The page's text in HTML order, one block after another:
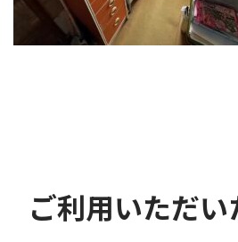
ご利用いただ